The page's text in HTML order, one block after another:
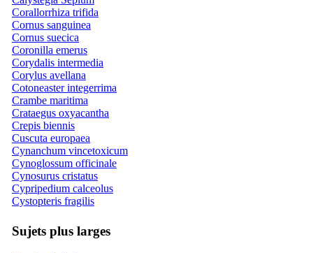
Corallorrhiza trifida
Cornus sanguinea
Cornus suecica
Coronilla emerus
Corydalis intermedia
Corylus avellana
Cotoneaster integerrima
Crambe maritima
Crataegus oxyacantha
Crepis biennis
Cuscuta europaea
Cynanchum vincetoxicum
Cynoglossum officinale
Cynosurus cristatus
Cypripedium calceolus
Cystopteris fragilis
Sujets plus larges